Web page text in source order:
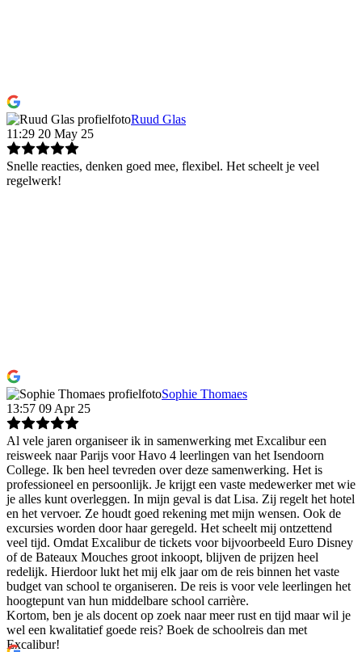
Ruud Glas
11:29 20 May 25
Snelle reacties, denken goed mee, flexibel. Het scheelt je veel
regelwerk!
Sophie Thomaes
13:57 09 Apr 25
Al vele jaren organiseer ik in samenwerking met Excalibur een
reisweek naar Parijs voor Havo 4 leerlingen van het Isendoorn
College. Ik ben heel tevreden over deze samenwerking. Het is
professioneel en persoonlijk. Je krijgt een vaste medewerker met wie
je alles kunt overleggen. In mijn geval is dat Lisa. Zij regelt het hotel
en het vervoer. Ze houdt goed rekening met mijn wensen. Ook de
excursies worden door haar geregeld. Het scheelt mij ontzettend
veel tijd. Omdat Excalibur de tickets voor bijvoorbeeld Euro Disney
of de Bateaux Mouches groot inkoopt, blijven de prijzen heel
redelijk. Hierdoor lukt het mij elk jaar om de reis binnen het vaste
budget van school te organiseren. De reis is voor vele leerlingen het
hoogtepunt van hun middelbare school carrière.
Kortom, ben je als docent op zoek naar meer rust en tijd maar wil je
wel een kwalitatief goede reis? Boek de schoolreis dan met
Excalibur!